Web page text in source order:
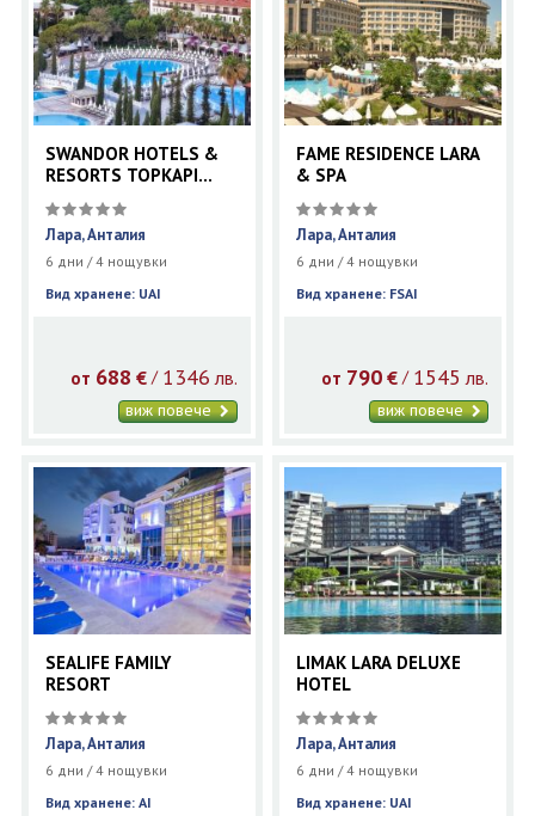
SWANDOR HOTELS &
RESORTS TOPKAPI
Лара, Анталия
6 дни / 4 нощувки
Вид хранене: UAI
от 688 €/ 1346 лв.
виж повече
FAME RESIDENCE LARA
& SPA
Лара, Анталия
6 дни / 4 нощувки
Вид хранене: FSAI
от 790 € / 1545 лв.
виж повече
SEALIFE FAMILY
RESORT
Лара, Анталия
6 дни / 4 нощувки
Вид хранене: AI
LIMAK LARA DELUXE
HOTEL
Лара, Анталия
6 дни / 4 нощувки
Вид хранене: UAI